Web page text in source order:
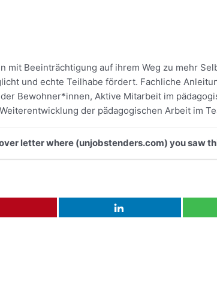
Beeinträchtigung auf ihrem Weg zu mehr
und echte Teilhabe fördert. Fachliche
Bewohner*innen, Aktive Mitarbeit im
der pädagogischen Arbeit im
letter where (unjobstenders.com) you saw